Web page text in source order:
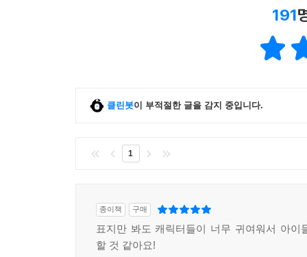
191
클린봇이 부적절한 글을 감지 중입니다.
1
종이책 구매
표지만 봐도 캐릭터들이 너무 귀여워서 아이
할 것 같아요!